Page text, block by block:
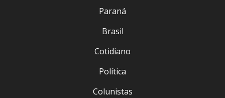
Paraná
Brasil
Cotidiano
Política
Colunistas